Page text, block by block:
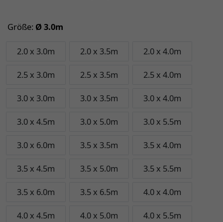
Größe: Ø 3.0m
2.0 x 3.0m 2.0 x 3.5m 2.0 x 4.0m
2.5 x 3.0m 2.5 x 3.5m 2.5 x 4.0m
3.0 x 3.0m 3.0 x 3.5m 3.0 x 4.0m
3.0 x 4.5m 3.0 x 5.0m 3.0 x 5.5m
3.0 x 6.0m 3.5 x 3.5m 3.5 x 4.0m
3.5 x 4.5m 3.5 x 5.0m 3.5 x 5.5m
3.5 x 6.0m 3.5 x 6.5m 4.0 x 4.0m
4.0 x 4.5m 4.0 x 5.0m 4.0 x 5.5m